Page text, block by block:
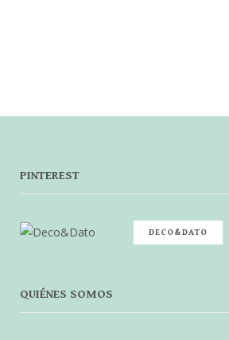
PINTEREST
DECO&DATO
QUIÉNES SOMOS